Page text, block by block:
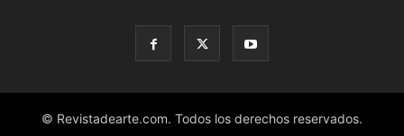
© Revistadearte.com. Todos los derechos reservados.